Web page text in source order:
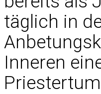
täglich in
Inneren